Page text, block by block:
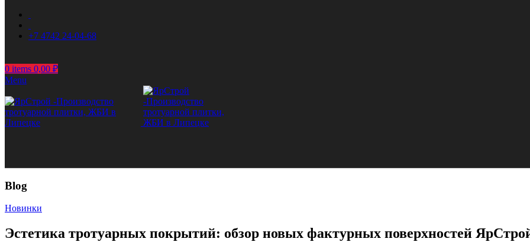
+7 4742 24-04-68
0 items 0,00 ₽
Menu
Blog
Новинки
Эстетика тротуарных покрытий: обзор новых фактурных поверхностей